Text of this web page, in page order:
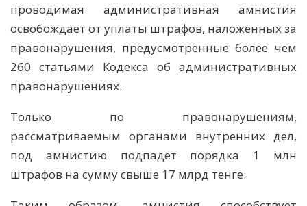
проводимая административная амнистия
освобождает от уплаты штрафов, наложенных за
правонарушения, предусмотренные более чем
260 статьями Кодекса об административных
правонарушениях.
Только по правонарушениям,
рассматриваемым органами внутренних дел,
под амнистию подпадет порядка 1 млн
штрафов на сумму свыше 17 млрд тенге.